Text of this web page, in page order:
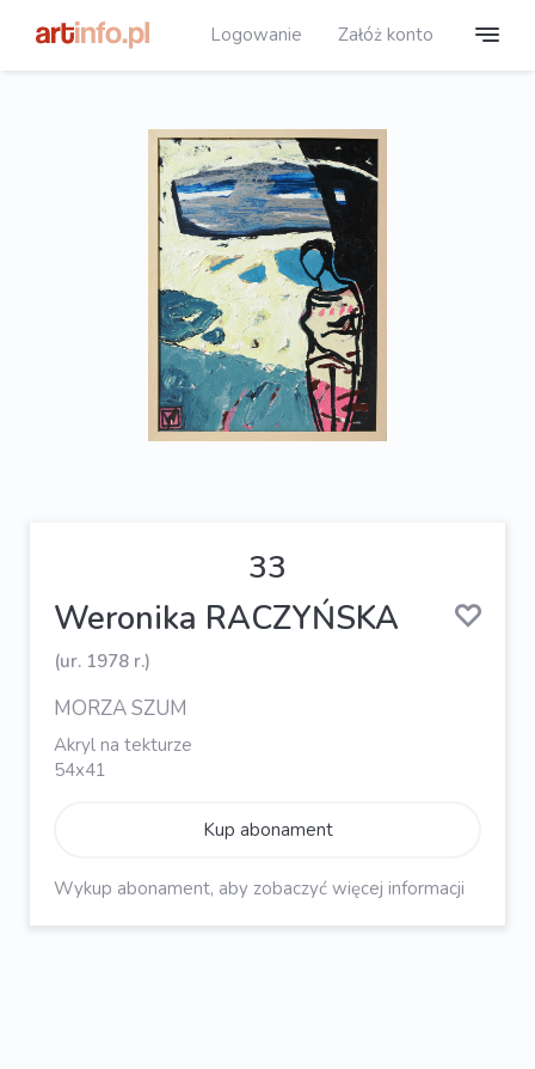
Logowanie Załóż konto
33
Weronika RACZYŃSKA
(ur. 1978 r.)
MORZA SZUM
Akryl na tekturze
54x41
Kup abonament
Wykup abonament, aby zobaczyć więcej informacji